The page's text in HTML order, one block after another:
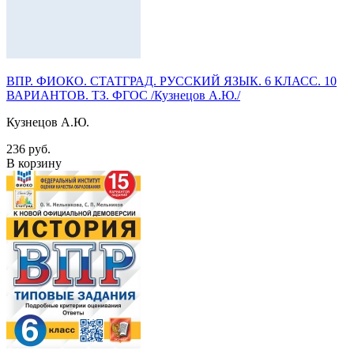
ВПР. ФИОКО. СТАТГРАД. РУССКИЙ ЯЗЫК. 6 КЛАСС. 10
ВАРИАНТОВ. ТЗ. ФГОС /Кузнецов А.Ю./
Кузнецов А.Ю.
236 руб.
В корзину